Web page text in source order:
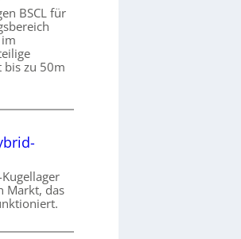
BSCL für
bis zu 50m
Markt, das